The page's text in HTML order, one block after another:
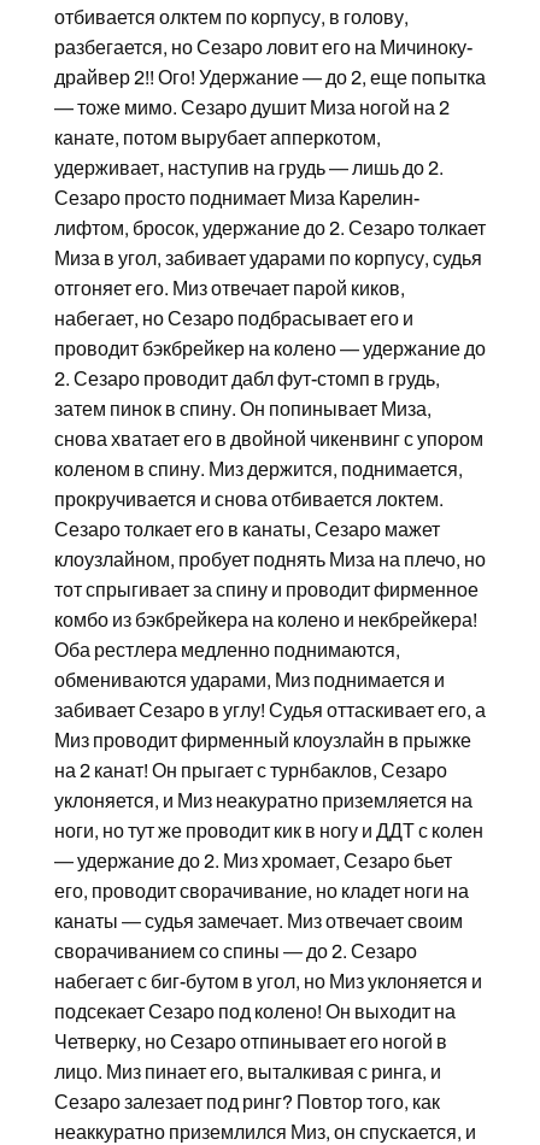
отбивается олктем по корпусу, в голову,
разбегается, но Сезаро ловит его на Мичиноку-
драйвер 2!! Ого! Удержание — до 2, еще попытка
— тоже мимо. Сезаро душит Миза ногой на 2
канате, потом вырубает апперкотом,
удерживает, наступив на грудь — лишь до 2.
Сезаро просто поднимает Миза Карелин-
лифтом, бросок, удержание до 2. Сезаро толкает
Миза в угол, забивает ударами по корпусу, судья
отгоняет его. Миз отвечает парой киков,
набегает, но Сезаро подбрасывает его и
проводит бэкбрейкер на колено — удержание до
2. Сезаро проводит дабл фут-стомп в грудь,
затем пинок в спину. Он попинывает Миза,
снова хватает его в двойной чикенвинг с упором
коленом в спину. Миз держится, поднимается,
прокручивается и снова отбивается локтем.
Сезаро толкает его в канаты, Сезаро мажет
клоузлайном, пробует поднять Миза на плечо, но
тот спрыгивает за спину и проводит фирменное
комбо из бэкбрейкера на колено и некбрейкера!
Оба рестлера медленно поднимаются,
обмениваются ударами, Миз поднимается и
забивает Сезаро в углу! Судья оттаскивает его, а
Миз проводит фирменный клоузлайн в прыжке
на 2 канат! Он прыгает с турнбаклов, Сезаро
уклоняется, и Миз неакуратно приземляется на
ноги, но тут же проводит кик в ногу и ДДТ с колен
— удержание до 2. Миз хромает, Сезаро бьет
его, проводит сворачивание, но кладет ноги на
канаты — судья замечает. Миз отвечает своим
сворачиванием со спины — до 2. Сезаро
набегает с биг-бутом в угол, но Миз уклоняется и
подсекает Сезаро под колено! Он выходит на
Четверку, но Сезаро отпинывает его ногой в
лицо. Миз пинает его, выталкивая с ринга, и
Сезаро залезает под ринг? Повтор того, как
неаккуратно приземлился Миз, он спускается, и